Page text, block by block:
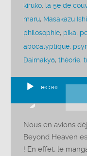
kiruko, la 5e de
maru, Masakazu
philosophie, pika,
apocalyptique,
Daimakyō,théorie,
audio
00:00
Nous en avions
Beyond Heaven
! En effet, le